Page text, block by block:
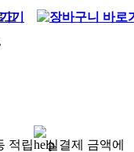
적립
실결제 금액에